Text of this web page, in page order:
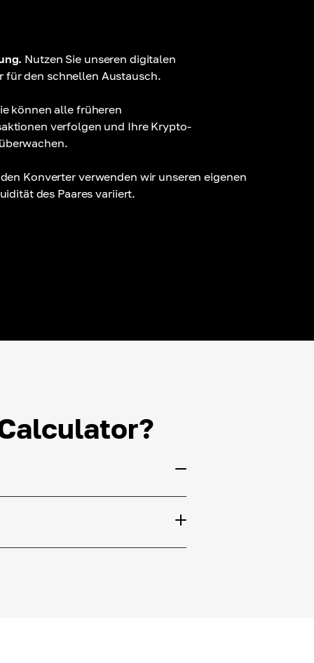
Nutzen Sie unseren digitalen
für den schnellen Austausch.
können alle früheren
verfolgen und Ihre Krypto-
Konverter verwenden wir unseren eigenen
des Paares variiert.